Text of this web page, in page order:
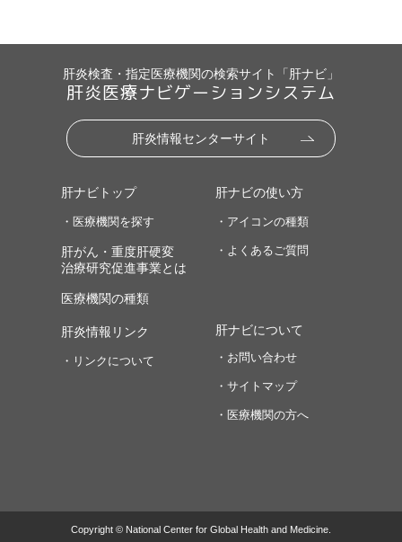
肝炎検査・指定医療機関の検索サイト「肝ナビ」
肝炎医療ナビゲーションシステム
肝炎情報センターサイト
肝ナビトップ
・医療機関を探す
肝がん・重度肝硬変
治療研究促進事業とは
医療機関の種類
肝ナビの使い方
・アイコンの種類
・よくあるご質問
肝炎情報リンク
・リンクについて
肝ナビについて
・お問い合わせ
・サイトマップ
・医療機関の方へ
Copyright © National Center for Global Health and Medicine.